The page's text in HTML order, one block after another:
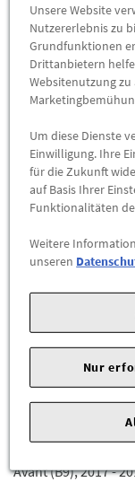
Das
8W0073548 8Z8 ist
Hinweise:
nur geeignet
TFSI/1.4 TFSI
TFSI/2.0 TFSI
TFSI/2.0 TFSI
TDI/2.0 TDI (90
kW), 35 TDI/2.0
TDI/3.0 TDI
bitte beachten
zulässige
A4 Avant (B9), 2016
tron (B9), 2017 -
Avant (B9), 2017 -
Unsere Website
Nutzererlebnis zu
Grundfunktionen
Drittanbietern
Websitenutzung
Um diese Dienste
Einwilligung. Ihre
für die Zukunft
auf Basis Ihrer
Funktionalitäten
Weitere
unseren
Nur